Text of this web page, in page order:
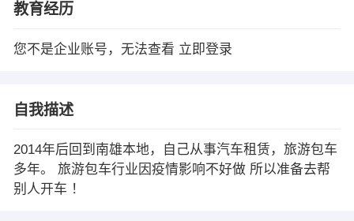
教育经历
您不是企业账号，无法查看 立即登录
自我描述
2014年后回到南雄本地，自己从事汽车租赁，旅游包车
多年。 旅游包车行业因疫情影响不好做 所以准备去帮
别人开车 ！